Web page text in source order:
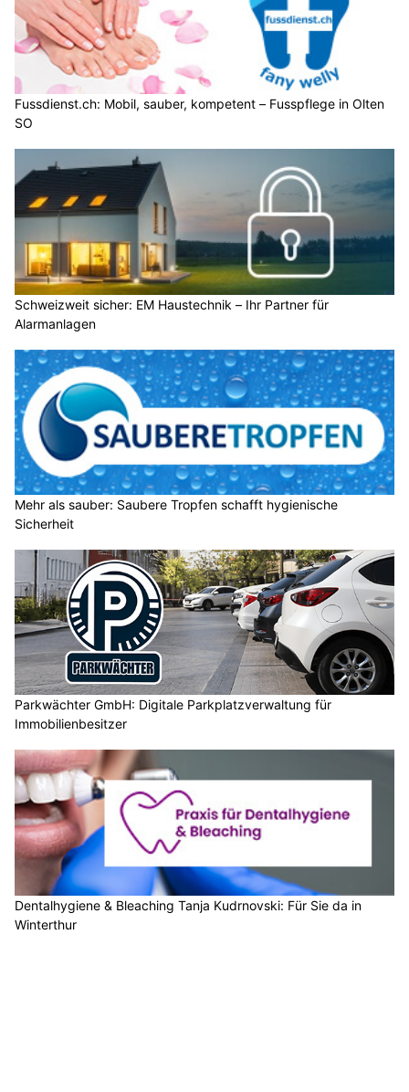
Fussdienst.ch: Mobil, sauber, kompetent – Fusspflege in Olten
SO
Schweizweit sicher: EM Haustechnik – Ihr Partner für
Alarmanlagen
Mehr als sauber: Saubere Tropfen schafft hygienische
Sicherheit
Parkwächter GmbH: Digitale Parkplatzverwaltung für
Immobilienbesitzer
Dentalhygiene & Bleaching Tanja Kudrnovski: Für Sie da in
Winterthur